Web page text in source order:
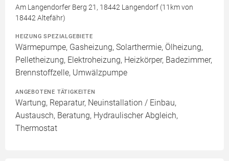
Am Langendorfer Berg 21, 18442 Langendorf (11km von
18442 Altefähr)
HEIZUNG SPEZIALGEBIETE
Wärmepumpe, Gasheizung, Solarthermie, Ölheizung,
Pelletheizung, Elektroheizung, Heizkörper, Badezimmer,
Brennstoffzelle, Umwälzpumpe
ANGEBOTENE TÄTIGKEITEN
Wartung, Reparatur, Neuinstallation / Einbau,
Austausch, Beratung, Hydraulischer Abgleich,
Thermostat